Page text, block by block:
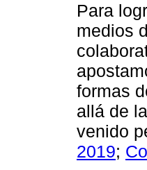
Para
medios
formas
allá de
venido
2019;